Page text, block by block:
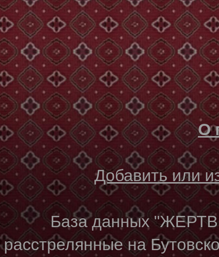
О
Добавить или
База данных
расстрелянные на